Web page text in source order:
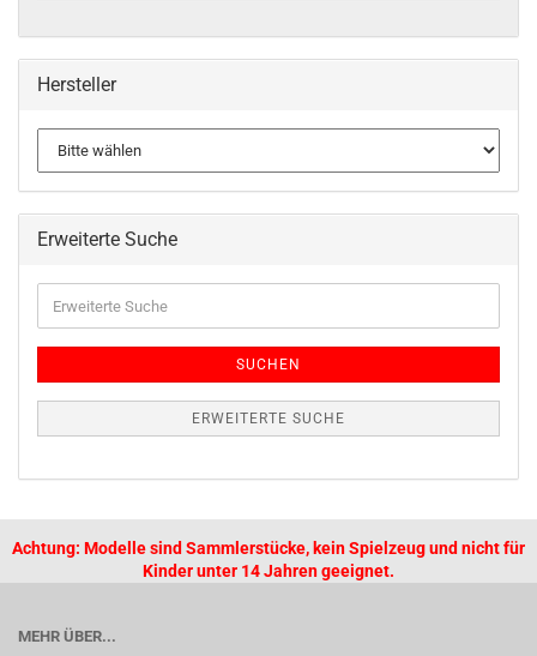
Hersteller
Erweiterte Suche
SUCHEN
ERWEITERTE SUCHE
Achtung: Modelle sind Sammlerstücke, kein Spielzeug und nicht für
Kinder unter 14 Jahren geeignet.
MEHR ÜBER...